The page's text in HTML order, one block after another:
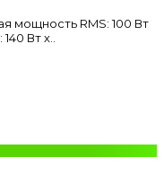
мощность RMS: 100 Вт
Вт х..